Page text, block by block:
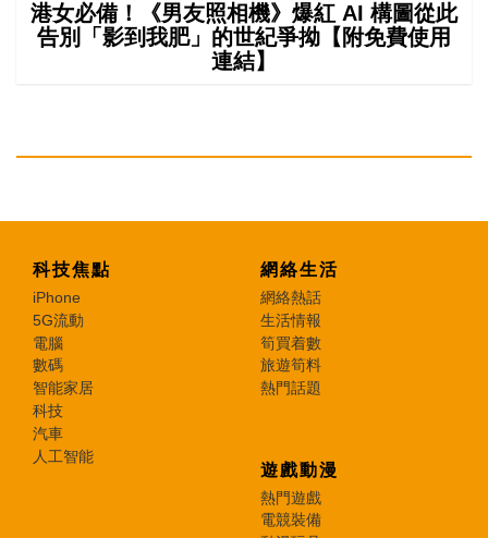
港女必備！《男友照相機》爆紅 AI 構圖從此
告別「影到我肥」的世紀爭拗【附免費使用
連結】
科技焦點
iPhone
5G流動
電腦
數碼
智能家居
科技
汽車
人工智能
網絡生活
網絡熱話
生活情報
筍買着數
旅遊筍料
熱門話題
遊戲動漫
熱門遊戲
電競裝備